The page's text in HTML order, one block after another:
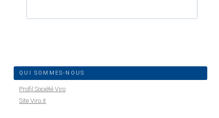
QUI SOMMES-NOUS
Profil Société Viro
Site Viro.it